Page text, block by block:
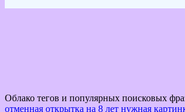
Облако тегов и популярных поисковых
отменная открытка на 8 лет нужная